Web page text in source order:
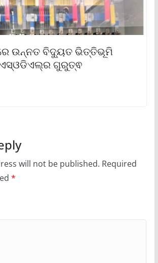
ଉନ୍ନତ ବିଦ୍ୟୁତ ଭିତ୍ତିଭୂମି
ଗୁରୁତ୍ଵ
will not be published. Required
*